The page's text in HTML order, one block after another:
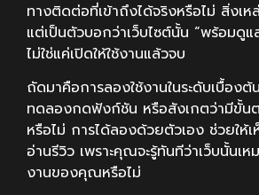
ทางติดต่อที่เข้าถึงได้จริงหรือไม่ สิ่งเห
แต่เป็นตัวบอกว่าเว็บไซต์นั้น “พร้อมดูแ
ไม่ใช่แค่เปิดให้ใช้งานแล้วจบ
ถัดมาคือการลองใช้งานในระดับเบื้องต้
ทดลองกดฟังก์ชัน หรือสังเกตว่ามีขั้น
หรือไม่ การได้ลองด้วยตัวเอง ช่วยให้
อ่านรีวิว เพราะคุณจะรู้ทันทีว่าเว็บนั้นเห
งานของคุณหรือไม่